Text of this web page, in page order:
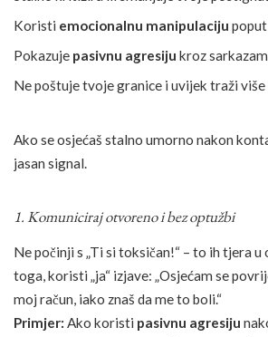
Koristi emocionalnu manipulaciju
Pokazuje pasivnu agresiju kroz
Ne poštuje tvoje granice i uvijek traži više
Ako se osjećaš stalno umorno nakon
jasan signal.
1. Komuniciraj otvoreno i bez optužbi
Ne počinji s „Ti si toksičan!“ – to ih tjera u
toga, koristi „ja“ izjave: „Osjećam se
moj račun, iako znaš da me to boli.“
Primjer: Ako koristi pasivnu agresiju